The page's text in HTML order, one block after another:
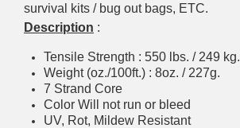
survival kits / bug out bags, ETC.
Description :
Tensile Strength : 550 lbs. / 249 kg.
Weight (oz./100ft.) : 8oz. / 227g.
7 Strand Core
Color Will not run or bleed
UV, Rot, Mildew Resistant